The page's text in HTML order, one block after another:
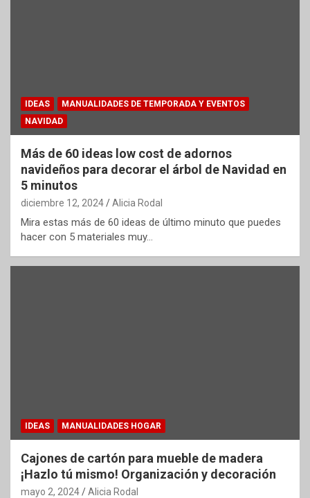
IDEAS
MANUALIDADES DE TEMPORADA Y EVENTOS
NAVIDAD
Más de 60 ideas low cost de adornos
navideños para decorar el árbol de Navidad en
5 minutos
diciembre 12, 2024 Alicia Rodal
Mira estas más de 60 ideas de último minuto que puedes
hacer con 5 materiales muy…
IDEAS MANUALIDADES HOGAR
Cajones de cartón para mueble de madera
¡Hazlo tú mismo! Organización y decoración
mayo 2, 2024 Alicia Rodal